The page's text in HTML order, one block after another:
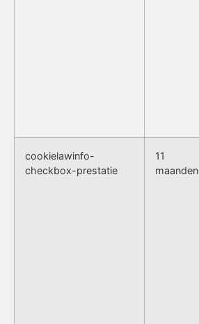
cookielawinfo-
checkbox-prestatie
11
maanden